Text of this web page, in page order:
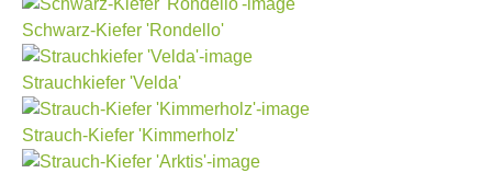
Schwarz-Kiefer 'Rondello'
Strauchkiefer 'Velda'
Strauch-Kiefer 'Kimmerholz'